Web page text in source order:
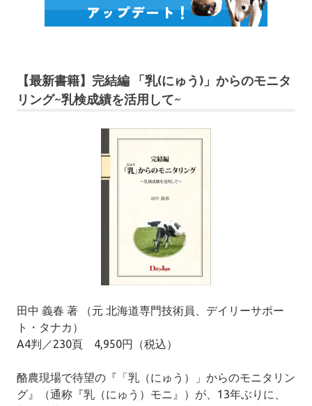
【最新書籍】完結編 「乳(にゅう)」からのモニタ
リング~乳検成績を活用して~
田中 義春 著 （元 北海道専門技術員、デイリーサポー
ト・タナカ）
A4判／230頁 4,950円（税込）
酪農現場で待望の『「乳（にゅう）」からのモニタリン
グ』（通称『乳（にゅう）モニ』）が、13年ぶりに、